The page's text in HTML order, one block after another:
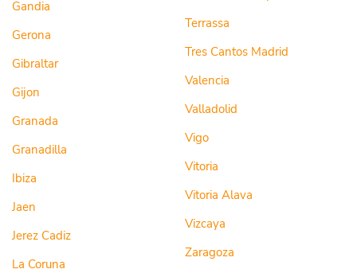
Gandia
Gerona
Gibraltar
Gijon
Granada
Granadilla
Ibiza
Jaen
Jerez Cadiz
La Coruna
Terrassa
Tres Cantos Madrid
Valencia
Valladolid
Vigo
Vitoria
Vitoria Alava
Vizcaya
Zaragoza